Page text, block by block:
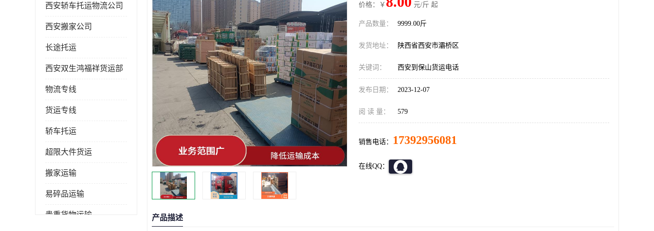
西安轿车托运物流公司
西安搬家公司
长途托运
西安双生鸿福祥货运部
物流专线
货运专线
轿车托运
超限大件货运
搬家运输
易碎品运输
贵重货物运输
价格：￥ 元/斤 起
产品数量： 9999.00斤
发货地址： 陕西省西安市灞桥区
关键词： 西安到保山货运电话
发布日期： 2023-12-07
阅 读 量： 579
销售电话： 17392956081
在线QQ：
产品描述